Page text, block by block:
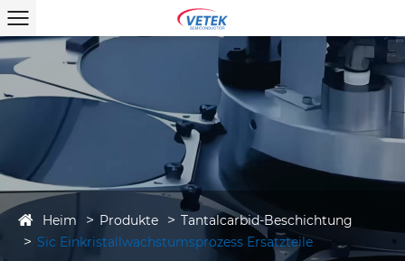
Heim Produkte
Tantalcarbid-Beschichtung
Sic Einkristallwachstumsprozess Ersatzteile